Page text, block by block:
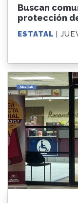
Buscan
protección
ESTATAL |